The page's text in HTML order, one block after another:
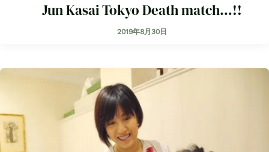
Jun Kasai Tokyo Death match…!!
2019年8月30日